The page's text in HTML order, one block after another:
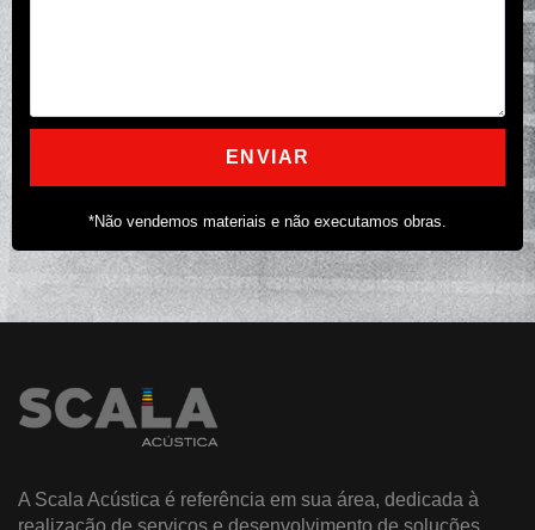
ENVIAR
*Não vendemos materiais e não executamos obras.
A Scala Acústica é referência em sua área, dedicada à
realização de serviços e desenvolvimento de soluções